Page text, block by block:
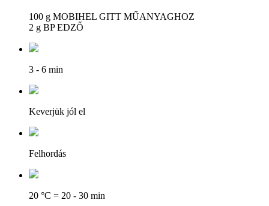
100 g MOBIHEL GITT MŰANYAGHOZ
2 g BP EDZŐ
3 - 6 min
Keverjük jól el
Felhordás
20 °C = 20 - 30 min